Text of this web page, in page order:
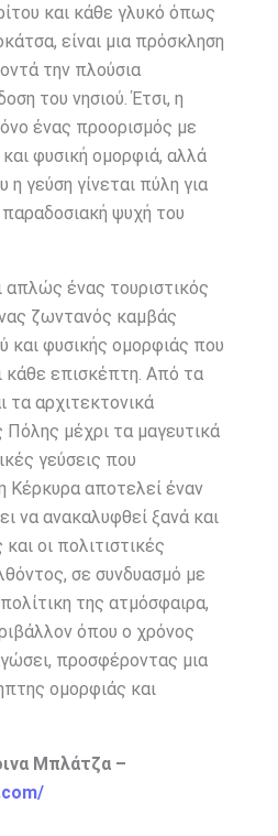
και κάθε γλυκό όπως
είναι μια πρόσκληση
την πλούσια
του νησιού. Έτσι, η
ένας προορισμός με
φυσική ομορφιά, αλλά
γεύση γίνεται πύλη για
παραδοσιακή ψυχή του
απλώς ένας τουριστικός
ζωντανός καμβάς
και φυσικής ομορφιάς που
κάθε επισκέπτη. Από τα
τα αρχιτεκτονικά
μέχρι τα μαγευτικά
γεύσεις που
Κέρκυρα αποτελεί έναν
να ανακαλυφθεί ξανά και
οι πολιτιστικές
σε συνδυασμό με
της ατμόσφαιρα,
όπου ο χρόνος
προσφέροντας μια
ομορφιάς και
Μπλάτζα –